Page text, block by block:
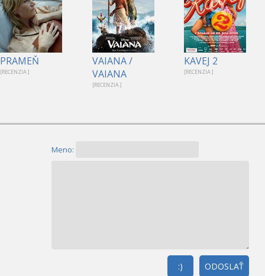
PRAMEŇ
[RECENZIA ]
VAIANA /
VAIANA
[RECENZIA ]
KAVEJ 2
[RECENZIA ]
Meno:
ODOSLAŤ
:)